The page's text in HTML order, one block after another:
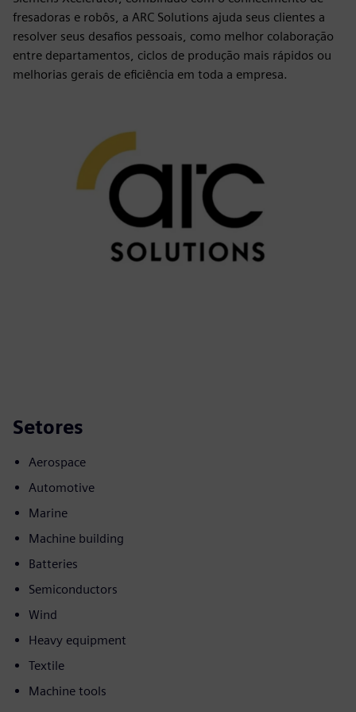
fresadoras e robôs, a ARC Solutions ajuda seus clientes a
resolver seus desafios pessoais, como melhor colaboração
entre departamentos, ciclos de produção mais rápidos ou
melhorias gerais de eficiência em toda a empresa.
Setores
Aerospace
Automotive
Marine
Machine building
Batteries
Semiconductors
Wind
Heavy equipment
Textile
Machine tools